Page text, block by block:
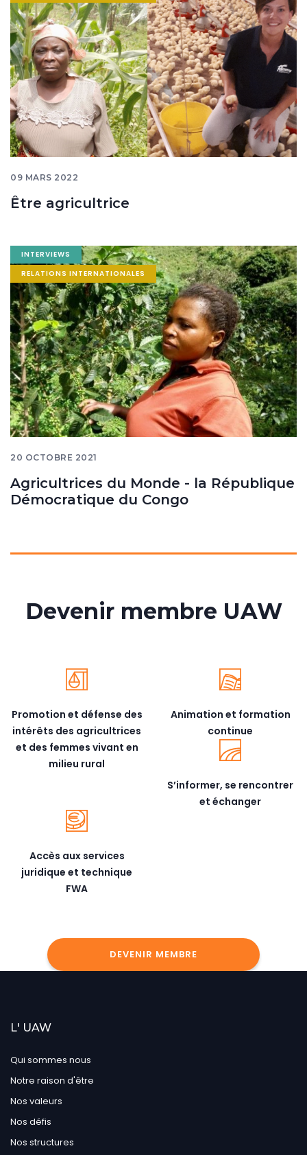
09 MARS 2022
Être agricultrice
INTERVIEWS
RELATIONS INTERNATIONALES
Image
banner
20 OCTOBRE 2021
Agricultrices du Monde - la République
Démocratique du Congo
Devenir membre UAW
Promotion et défense des
intérêts des agricultrices
et des femmes vivant en
milieu rural
Animation et formation
continue
S’informer, se rencontrer
et échanger
Accès aux services
juridique et technique
FWA
DEVENIR MEMBRE
L' UAW
Qui sommes nous
Notre raison d'être
Nos valeurs
Nos défis
Nos structures